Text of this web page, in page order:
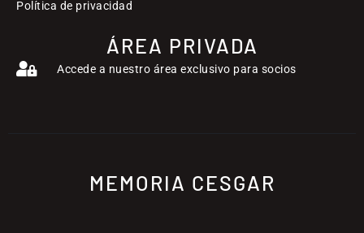
Política de privacidad
ÁREA PRIVADA
Accede a nuestro área exclusivo para socios
MEMORIA CESGAR